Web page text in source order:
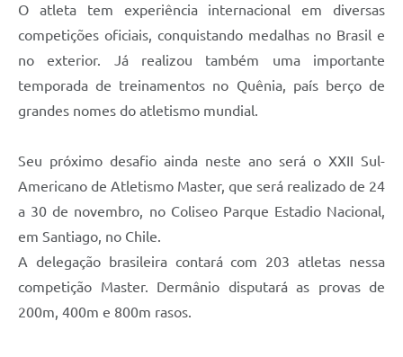
O atleta tem experiência internacional em diversas
competições oficiais, conquistando medalhas no Brasil e
no exterior. Já realizou também uma importante
temporada de treinamentos no Quênia, país berço de
grandes nomes do atletismo mundial.
Seu próximo desafio ainda neste ano será o XXII Sul-
Americano de Atletismo Master, que será realizado de 24
a 30 de novembro, no Coliseo Parque Estadio Nacional,
em Santiago, no Chile.
A delegação brasileira contará com 203 atletas nessa
competição Master. Dermânio disputará as provas de
200m, 400m e 800m rasos.